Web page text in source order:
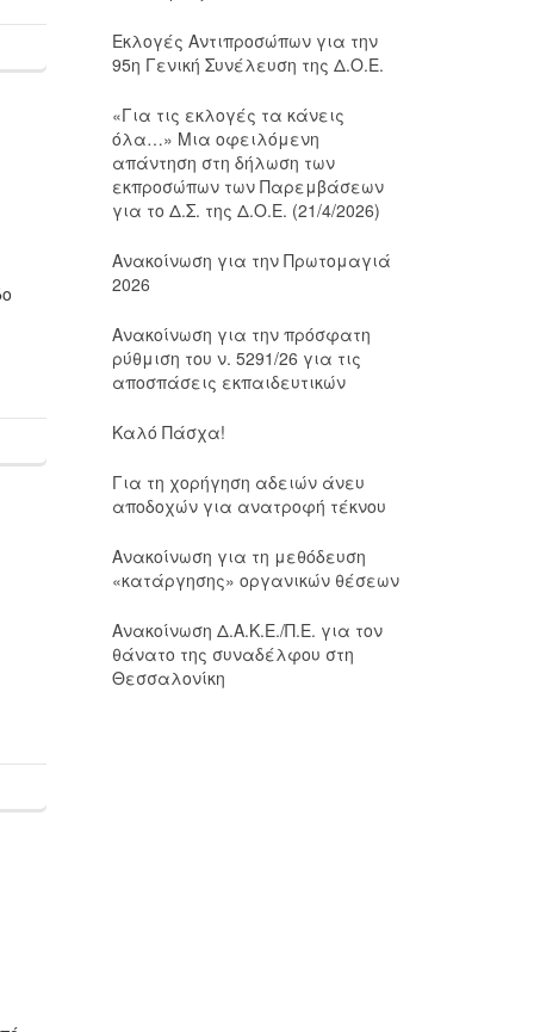
Εκλογές Αντιπροσώπων για την
95η Γενική Συνέλευση της Δ.Ο.Ε.
«Για τις εκλογές τα κάνεις
όλα…» Μια οφειλόμενη
απάντηση στη δήλωση των
εκπροσώπων των Παρεμβάσεων
για το Δ.Σ. της Δ.Ο.Ε. (21/4/2026)
Ανακοίνωση για την Πρωτομαγιά
2026
Ανακοίνωση για την πρόσφατη
ρύθμιση του ν. 5291/26 για τις
αποσπάσεις εκπαιδευτικών
Καλό Πάσχα!
Για τη χορήγηση αδειών άνευ
αποδοχών για ανατροφή τέκνου
Ανακοίνωση για τη μεθόδευση
«κατάργησης» οργανικών θέσεων
Ανακοίνωση Δ.Α.Κ.Ε./Π.Ε. για τον
θάνατο της συναδέλφου στη
Θεσσαλονίκη